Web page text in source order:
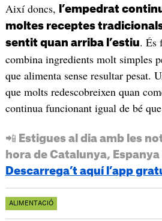
Així doncs,
l’empedrat
moltes receptes
sentit quan arriba l’estiu. És
combina ingredients molt simples
que alimenta sense resultar pesat.
que molts redescobreixen quan
continua funcionant igual de bé
📲 Estigues al dia amb les
hora de Catalunya,
Descarrega’t aquí l’app
ALIMENTACIÓ